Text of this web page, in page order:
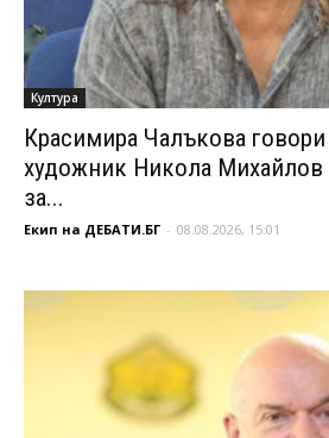
Култура
Красимира Чалъкова
художник Никола Михайлов
за...
Екип на ДЕБАТИ.БГ - 08.08.2026, 15:01